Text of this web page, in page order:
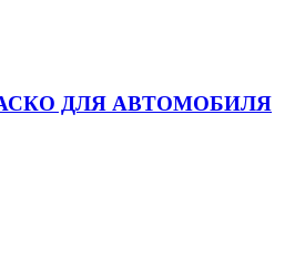
ДЛЯ АВТОМОБИЛЯ